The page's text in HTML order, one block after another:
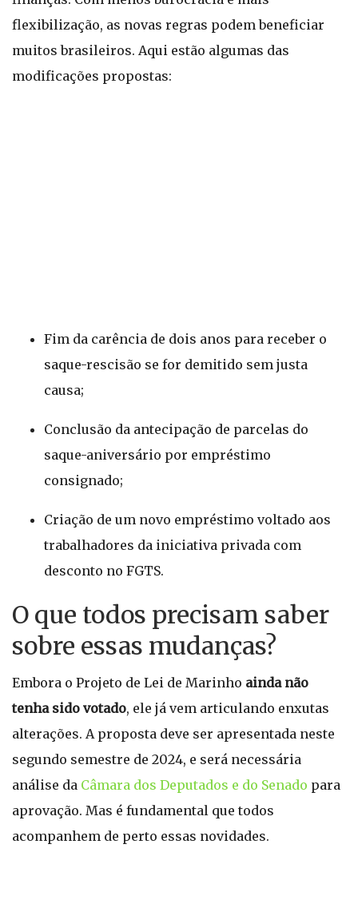
flexibilização, as novas regras podem beneficiar
muitos brasileiros. Aqui estão algumas das
modificações propostas:
Fim da carência de dois anos para receber o
saque-rescisão se for demitido sem justa
causa;
Conclusão da antecipação de parcelas do
saque-aniversário por empréstimo
consignado;
Criação de um novo empréstimo voltado aos
trabalhadores da iniciativa privada com
desconto no FGTS.
O que todos precisam saber
sobre essas mudanças?
Embora o Projeto de Lei de Marinho ainda não
tenha sido votado, ele já vem articulando enxutas
alterações. A proposta deve ser apresentada neste
segundo semestre de 2024, e será necessária
análise da Câmara dos Deputados e do Senado para
aprovação. Mas é fundamental que todos
acompanhem de perto essas novidades.